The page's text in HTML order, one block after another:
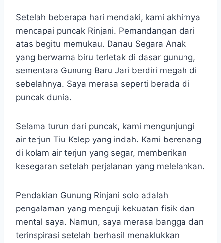
Setelah beberapa hari mendaki, kami akhirnya
mencapai puncak Rinjani. Pemandangan dari
atas begitu memukau. Danau Segara Anak
yang berwarna biru terletak di dasar gunung,
sementara Gunung Baru Jari berdiri megah di
sebelahnya. Saya merasa seperti berada di
puncak dunia.
Selama turun dari puncak, kami mengunjungi
air terjun Tiu Kelep yang indah. Kami berenang
di kolam air terjun yang segar, memberikan
kesegaran setelah perjalanan yang melelahkan.
Pendakian Gunung Rinjani solo adalah
pengalaman yang menguji kekuatan fisik dan
mental saya. Namun, saya merasa bangga dan
terinspirasi setelah berhasil menaklukkan